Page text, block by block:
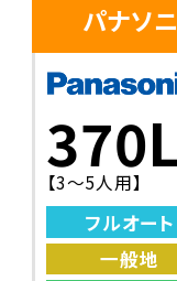
パナソ
370L
【3～5人用】
フルオート
一般地